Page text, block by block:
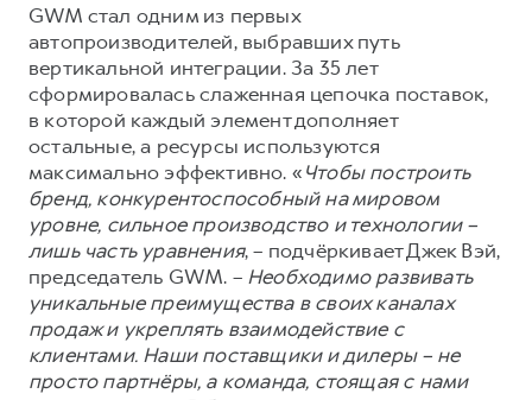
GWM стал одним из первых
автопроизводителей, выбравших путь
вертикальной интеграции. За 35 лет
сформировалась слаженная цепочка поставок,
в которой каждый элемент дополняет
остальные, а ресурсы используются
максимально эффективно. «Чтобы построить
бренд, конкурентоспособный на мировом
уровне, сильное производство и технологии –
лишь часть уравнения, – подчёркивает Джек Вэй,
председатель GWM. – Необходимо развивать
уникальные преимущества в своих каналах
продаж и укреплять взаимодействие с
клиентами. Наши поставщики и дилеры – не
просто партнёры, а команда, стоящая с нами